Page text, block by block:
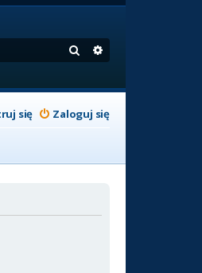
Szukaj
Zaloguj się
się